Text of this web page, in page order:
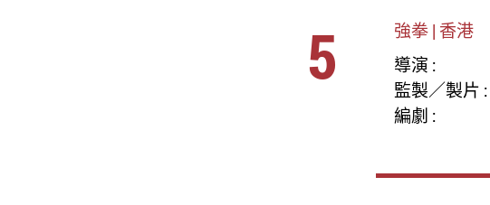
5
強拳 | 香港
導演 :
監製／製片 :
編劇 :